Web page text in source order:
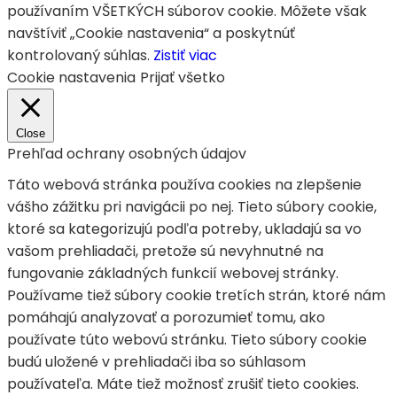
používaním VŠETKÝCH súborov cookie. Môžete však
navštíviť „Cookie nastavenia“ a poskytnúť
kontrolovaný súhlas. Zistiť viac
Cookie nastavenia Prijať všetko
Close
Prehľad ochrany osobných údajov
Táto webová stránka používa cookies na zlepšenie
vášho zážitku pri navigácii po nej. Tieto súbory cookie,
ktoré sa kategorizujú podľa potreby, ukladajú sa vo
vašom prehliadači, pretože sú nevyhnutné na
fungovanie základných funkcií webovej stránky.
Používame tiež súbory cookie tretích strán, ktoré nám
pomáhajú analyzovať a porozumieť tomu, ako
používate túto webovú stránku. Tieto súbory cookie
budú uložené v prehliadači iba so súhlasom
používateľa. Máte tiež možnosť zrušiť tieto cookies.